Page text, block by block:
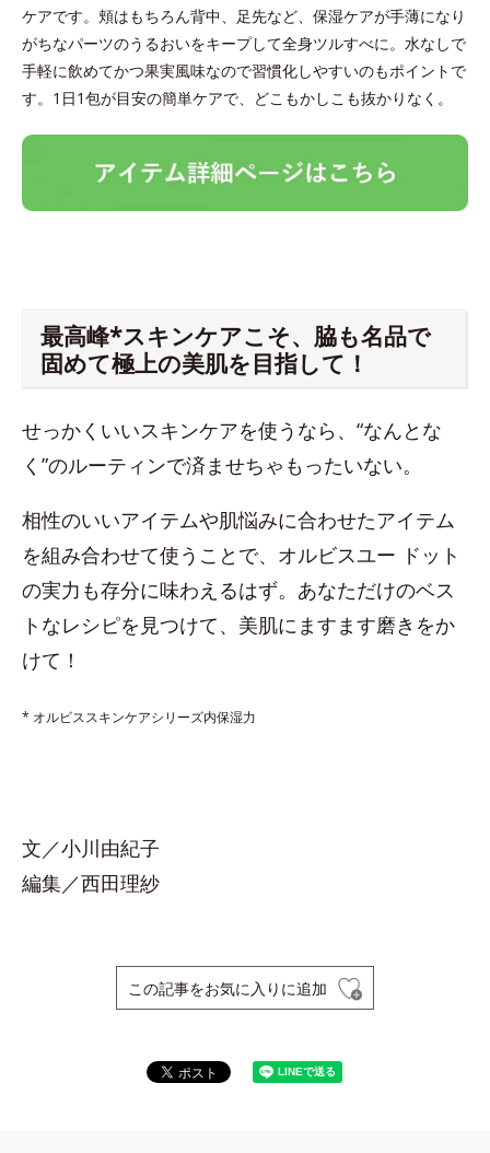
ケアです。頬はもちろん背中、足先など、保湿ケアが手薄になり
がちなパーツのうるおいをキープして全身ツルすべに。水なしで
手軽に飲めてかつ果実風味なので習慣化しやすいのもポイントで
す。1日1包が目安の簡単ケアで、どこもかしこも抜かりなく。
最高峰*スキンケアこそ、脇も名品で
固めて極上の美肌を目指して！
せっかくいいスキンケアを使うなら、“なんとな
く”のルーティンで済ませちゃもったいない。
相性のいいアイテムや肌悩みに合わせたアイテム
を組み合わせて使うことで、オルビスユー ドット
の実力も存分に味わえるはず。あなただけのベス
トなレシピを見つけて、美肌にますます磨きをか
けて！
* オルビススキンケアシリーズ内保湿力
文／小川由紀子
編集／西田理紗
この記事をお気に入りに追加